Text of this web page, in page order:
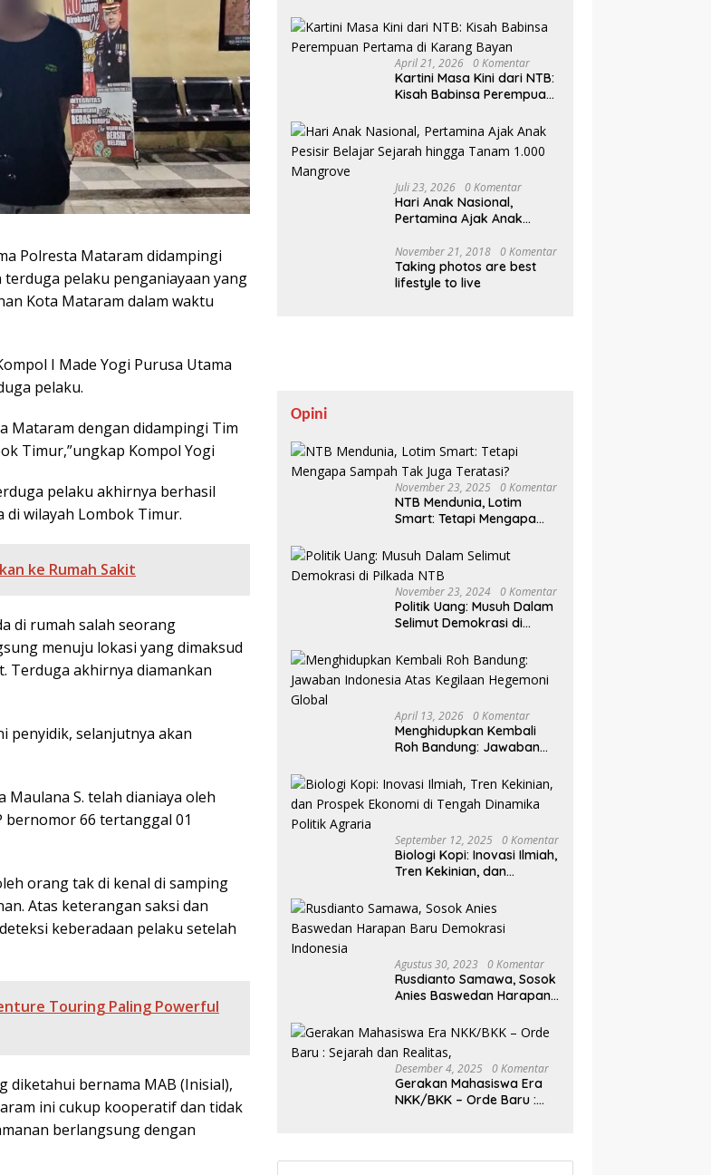
Polresta Mataram didampingi
pelaku penganiayaan yang
Kota Mataram dalam waktu
I Made Yogi Purusa Utama
pelaku.
Mataram dengan didampingi Tim
Timur,”ungkap Kompol Yogi
pelaku akhirnya berhasil
wilayah Lombok Timur.
ke Rumah Sakit
di rumah salah seorang
menuju lokasi yang dimaksud
Terduga akhirnya diamankan
penyidik, selanjutnya akan
Maulana S. telah dianiaya oleh
bernomor 66 tertanggal 01
orang tak di kenal di samping
Atas keterangan saksi dan
keberadaan pelaku setelah
Touring Paling Powerful
diketahui bernama MAB (Inisial),
ini cukup kooperatif dan tidak
berlangsung dengan
April 21, 2026 0 Komentar
Kartini Masa Kini dari NTB:
Kisah Babinsa Perempuan
Juli 23, 2026 0 Komentar
Hari Anak Nasional,
Pertamina Ajak Anak
hingga Tanam 1.000
Mangrove
November 21, 2018 0 Komentar
Taking photos are best
lifestyle to live
Opini
November 23, 2025 0 Komentar
NTB Mendunia, Lotim
Smart: Tetapi Mengapa
Teratasi?
November 23, 2024 0 Komentar
Politik Uang: Musuh Dalam
Selimut Demokrasi di
April 13, 2026 0 Komentar
Menghidupkan Kembali
Roh Bandung: Jawaban
Hegemoni Global
September 12, 2025 0 Komentar
Biologi Kopi: Inovasi Ilmiah,
Tren Kekinian, dan
Tengah Dinamika Politik
Agraria
Agustus 30, 2023 0 Komentar
Rusdianto Samawa, Sosok
Anies Baswedan Harapan
Desember 4, 2025 0 Komentar
Gerakan Mahasiswa Era
NKK/BKK – Orde Baru :